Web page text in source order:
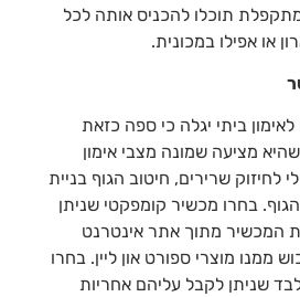
תוכלו להכניס אותה לכל
או אפילו במכונית.
ביתי יגלה כי ספה כזאת
מציעה שמונה מצבי אימון
לחיזוק שרירים, חיטוב הגוף בניית
הגוף. בחרו מכשיר קומפקטי שניתן
המכשיר מתוך אתר אינטרנט
ממנו מוצרי ספורט און ליין. בחרו
שניתן לקבל עליהם אחריות